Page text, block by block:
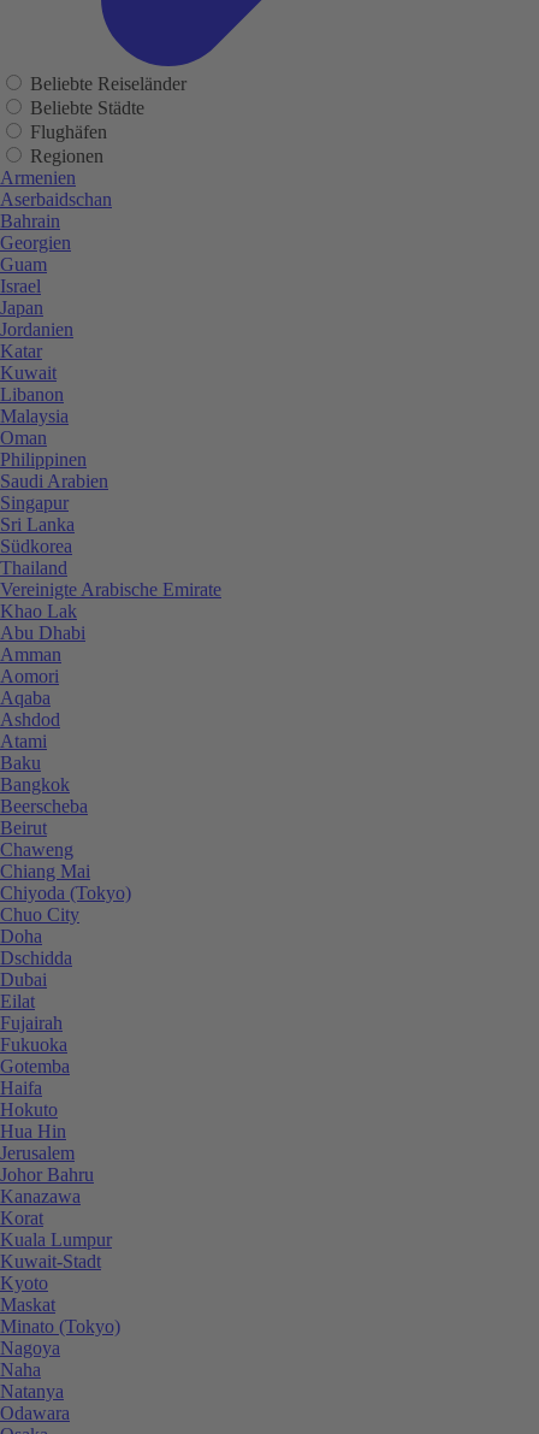
Beliebte Reiseländer
Beliebte Städte
Flughäfen
Regionen
Armenien
Aserbaidschan
Bahrain
Georgien
Guam
Israel
Japan
Jordanien
Katar
Kuwait
Libanon
Malaysia
Oman
Philippinen
Saudi Arabien
Singapur
Sri Lanka
Südkorea
Thailand
Vereinigte Arabische Emirate
Khao Lak
Abu Dhabi
Amman
Aomori
Aqaba
Ashdod
Atami
Baku
Bangkok
Beerscheba
Beirut
Chaweng
Chiang Mai
Chiyoda (Tokyo)
Chuo City
Doha
Dschidda
Dubai
Eilat
Fujairah
Fukuoka
Gotemba
Haifa
Hokuto
Hua Hin
Jerusalem
Johor Bahru
Kanazawa
Korat
Kuala Lumpur
Kuwait-Stadt
Kyoto
Maskat
Minato (Tokyo)
Nagoya
Naha
Natanya
Odawara